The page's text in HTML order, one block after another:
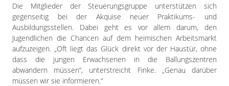
Die Mitglieder der Steuerungsgruppe unterstützen sich
gegenseitig bei der Akquise neuer Praktikums- und
Ausbildungsstellen. Dabei geht es vor allem darum, den
Jugendlichen die Chancen auf dem heimischen Arbeitsmarkt
aufzuzeigen. „Oft liegt das Glück direkt vor der Haustür, ohne
dass die jungen Erwachsenen in die Ballungszentren
abwandern müssen“, unterstreicht Finke. „Genau darüber
müssen wir sie informieren.“